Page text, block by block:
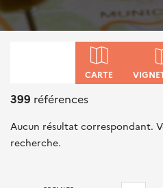
CARTE
399 références
Aucun résultat correspondant.
recherche.